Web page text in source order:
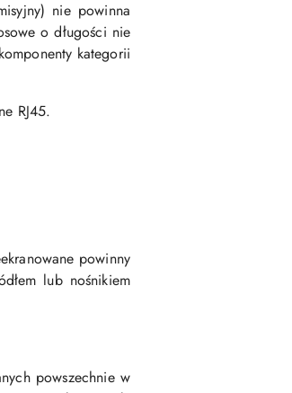
nie powinna
o długości nie
kategorii
RJ45.
powinny
lub nośnikiem
powszechnie w